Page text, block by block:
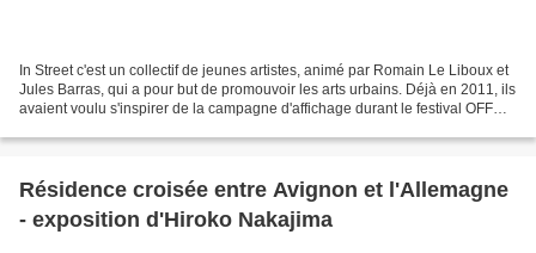
In Street c'est un collectif de jeunes artistes, animé par Romain Le Liboux et
Jules Barras, qui a pour but de promouvoir les arts urbains. Déjà en 2011, ils
avaient voulu s'inspirer de la campagne d'affichage durant le festival OFF
Résidence croisée entre Avignon et l'Allemagne
- exposition d'Hiroko Nakajima